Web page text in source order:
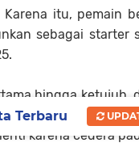
Karena itu, pemain
sebagai starter
hingga ketujuh,
terakhir melawan
karena cedera
Terbaru